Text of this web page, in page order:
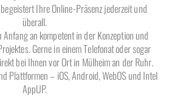
Ihre Online-Präsenz jederzeit und
überall.
an kompetent in der Konzeption und
Gerne in einem Telefonat oder sogar
bei Ihnen vor Ort in Mülheim an der Ruhr.
Plattformen – iOS, Android, WebOS und Intel
AppUP.